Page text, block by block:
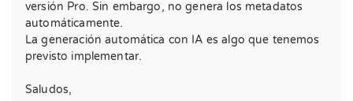
versión Pro. Sin embargo, no genera los metadatos
automáticamente.
La generación automática con IA es algo que tenemos
previsto implementar.
Saludos,